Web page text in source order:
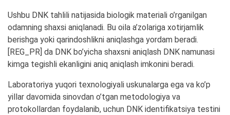
Ushbu DNK tahlili natijasida biologik materiali o’rganilgan
odamning shaxsi aniqlanadi. Bu oila a’zolariga xotirjamlik
berishga yoki qarindoshlikni aniqlashga yordam beradi.
[REG_PR] da DNK bo’yicha shaxsni aniqlash DNK namunasi
kimga tegishli ekanligini aniq aniqlash imkonini beradi.
Laboratoriya yuqori texnologiyali uskunalarga ega va ko’p
yillar davomida sinovdan o’tgan metodologiya va
protokollardan foydalanib, uchun DNK identifikatsiya testini